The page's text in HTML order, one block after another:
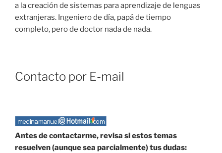
a la creación de sistemas para aprendizaje de lenguas
extranjeras. Ingeniero de día, papá de tiempo
completo, pero de doctor nada de nada.
Contacto por E-mail
Antes de contactarme, revisa si estos temas
resuelven (aunque sea parcialmente) tus dudas: